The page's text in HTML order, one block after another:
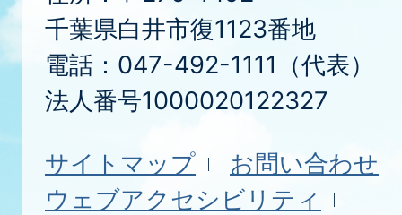
千葉県白井市復1123番地
電話：047-492-1111（代表）
法人番号1000020122327
サイトマップ
お問い合わせ
ウェブアクセシビリティ